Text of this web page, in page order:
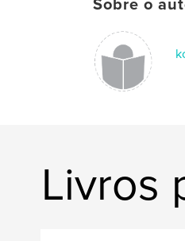
Sobre o
Livros